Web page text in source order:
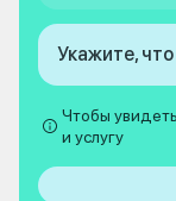
Укажите,
Чтобы
и услугу